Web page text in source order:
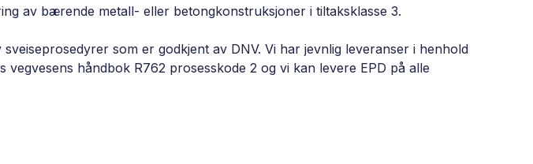
av bærende metall- eller betongkonstruksjoner i tiltaksklasse 3.
som er godkjent av DNV. Vi har jevnlig leveranser i henhold
vegvesens håndbok R762 prosesskode 2 og vi kan levere EPD på alle